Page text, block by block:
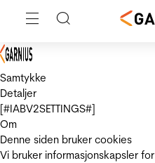
Samtykke
Detaljer
[#IABV2SETTINGS#]
Om
Denne siden bruker cookies
Vi bruker informasjonskapsler